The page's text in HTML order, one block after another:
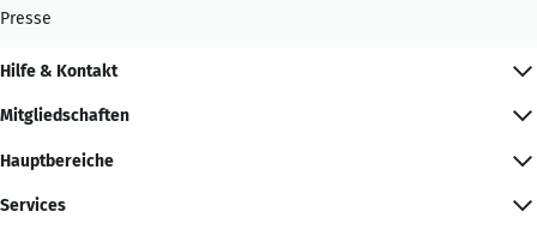
Presse
Hilfe & Kontakt
Mitgliedschaften
Hauptbereiche
Services